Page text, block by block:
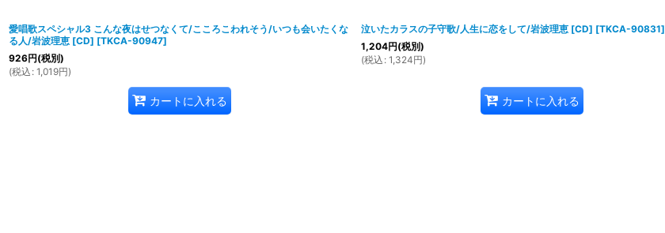
愛唱歌スペシャル3 こんな夜はせつなくて/こころこわれそう/いつも会いたくな
る人/岩波理恵 [CD] [TKCA-90947]
926円(税別)
(税込 : 1,019円)
カートに入れる
泣いたカラスの子守歌/人生に恋をして/岩波理恵 [CD] [TKCA-90831]
1,204円(税別)
(税込 : 1,324円)
カートに入れる